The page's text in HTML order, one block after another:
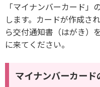
「マイナンバーカード
します。カードが作成さ
ら交付通知書（はがき）
に来てください。
マイナンバーカー